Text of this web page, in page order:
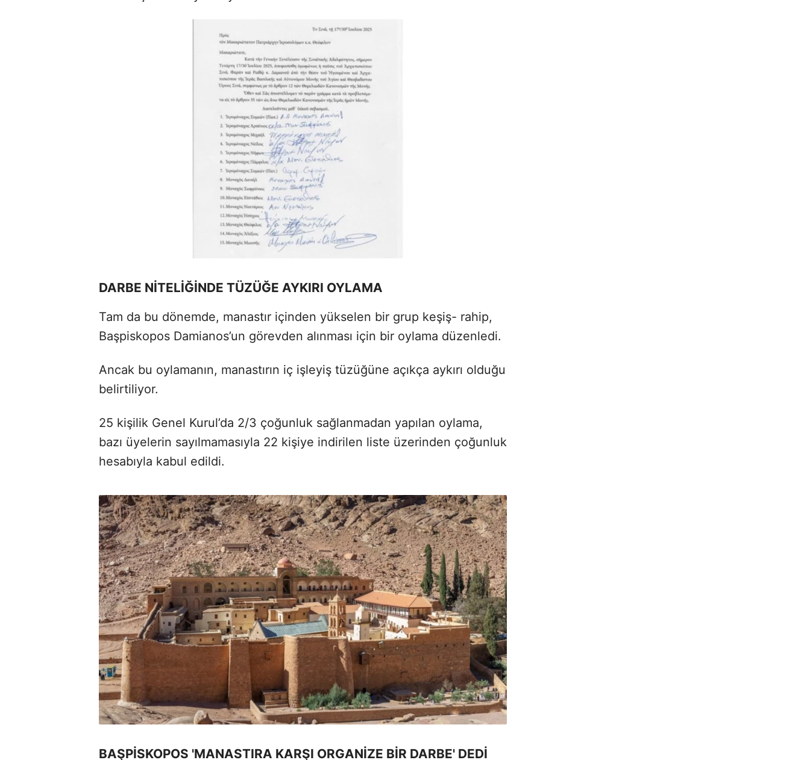
DARBE NİTELİĞİNDE TÜZÜĞE AYKIRI OYLAMA
Tam da bu dönemde, manastır içinden yükselen bir grup keşiş- rahip,
Başpiskopos Damianos’un görevden alınması için bir oylama düzenledi.
Ancak bu oylamanın, manastırın iç işleyiş tüzüğüne açıkça aykırı olduğu
belirtiliyor.
25 kişilik Genel Kurul’da 2/3 çoğunluk sağlanmadan yapılan oylama,
bazı üyelerin sayılmamasıyla 22 kişiye indirilen liste üzerinden çoğunluk
hesabıyla kabul edildi.
BAŞPİSKOPOS 'MANASTIRA KARŞI ORGANİZE BİR DARBE' DEDİ